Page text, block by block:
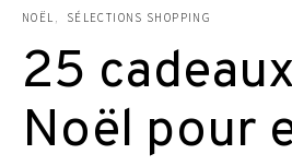
NOËL SÉLECTIONS SHOPPING
25
Noël pour